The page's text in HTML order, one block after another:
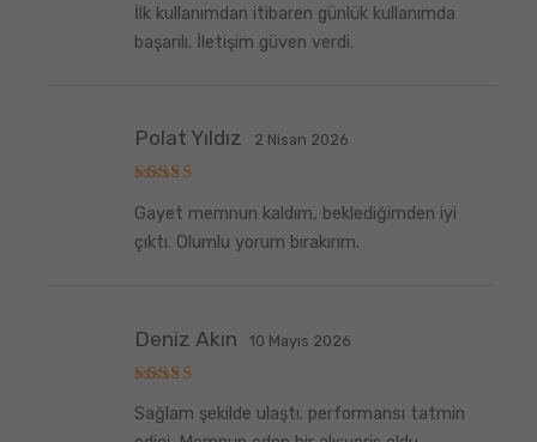
üzerinden
5
oy aldı
İlk kullanımdan itibaren günlük kullanımda
başarılı. İletişim güven verdi.
üzerinden
oy aldı
Polat Yıldız 2 Nisan 2026
Gayet memnun kaldım, beklediğimden iyi
çıktı. Olumlu yorum bırakırım.
üzerinden
oy aldı
Deniz Akın 10 Mayıs 2026
Sağlam şekilde ulaştı. performansı tatmin